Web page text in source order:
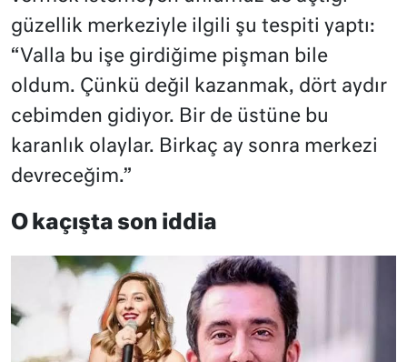
güzellik merkeziyle ilgili şu tespiti yaptı:
“Valla bu işe girdiğime pişman bile
oldum. Çünkü değil kazanmak, dört aydır
cebimden gidiyor. Bir de üstüne bu
karanlık olaylar. Birkaç ay sonra merkezi
devreceğim.”
O kaçışta son iddia